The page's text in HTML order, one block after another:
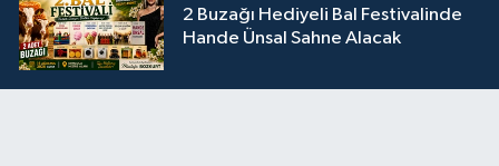
2 Buzağı Hediyeli Bal Festivalinde
Hande Ünsal Sahne Alacak